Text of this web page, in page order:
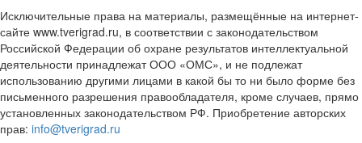
Исключительные права на материалы, размещённые на интернет-
сайте www.tverigrad.ru, в соответствии с законодательством
Российской Федерации об охране результатов интеллектуальной
деятельности принадлежат ООО «ОМС», и не подлежат
использованию другими лицами в какой бы то ни было форме без
письменного разрешения правообладателя, кроме случаев, прямо
установленных законодательством РФ. Приобретение авторских
прав: info@tverigrad.ru